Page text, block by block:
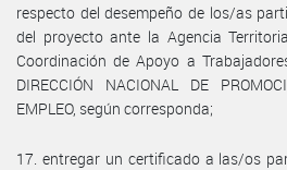
respecto del desempeño de los/as
del proyecto ante la Agencia
Coordinación de Apoyo a
DIRECCIÓN NACIONAL DE
EMPLEO, según corresponda;
17. entregar un certificado a las/os